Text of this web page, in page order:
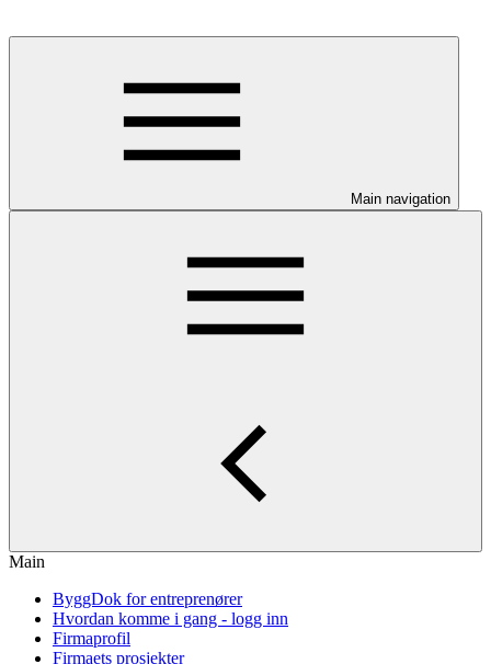
Main navigation
Main
ByggDok for entreprenører
Hvordan komme i gang - logg inn
Firmaprofil
Firmaets prosjekter